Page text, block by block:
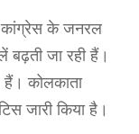
कांग्रेस के जनरल
जा रही हैं।
कोलकाता
जारी किया है।